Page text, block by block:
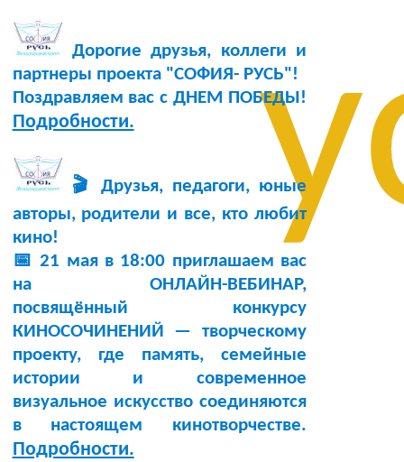
Дорогие друзья, коллеги и
партнеры проекта "СОФИЯ- РУСЬ"!
Поздравляем вас с ДНЕМ ПОБЕДЫ!
Подробности.
🎬 Друзья, педагоги, юные
авторы, родители и все, кто любит
кино!
📅 21 мая в 18:00 приглашаем вас
на ОНЛАЙН-ВЕБИНАР,
посвящённый конкурсу
КИНОСОЧИНЕНИЙ — творческому
проекту, где память, семейные
истории и современное
визуальное искусство соединяются
в настоящем кинотворчестве.
Подробности.